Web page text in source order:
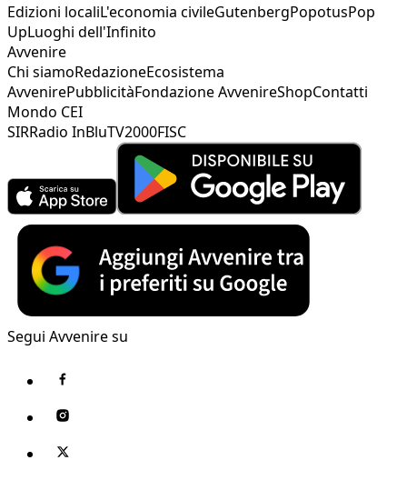
Edizioni localiL'economia civileGutenbergPopotusPop
UpLuoghi dell'Infinito
Avvenire
Chi siamoRedazioneEcosistema
AvvenirePubblicitàFondazione AvvenireShopContatti
Mondo CEI
SIRRadio InBluTV2000FISC
Segui Avvenire su